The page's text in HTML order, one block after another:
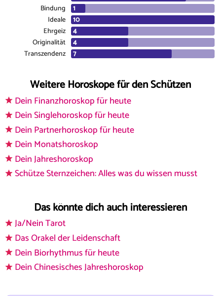
Bindung
Ideale
Ehrgeiz
Originalität
Transzendenz
Weitere Horoskope für den Schützen
Dein Finanzhoroskop für heute
Dein Singlehoroskop für heute
Dein Partnerhoroskop für heute
Dein Monatshoroskop
Dein Jahreshoroskop
Schütze Sternzeichen: Alles was du wissen musst
Das könnte dich auch interessieren
Ja/Nein Tarot
Das Orakel der Leidenschaft
Dein Biorhythmus für heute
Dein Chinesisches Jahreshoroskop